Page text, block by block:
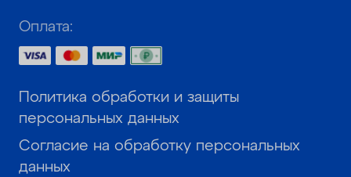
Оплата:
Политика обработки и защиты
персональных данных
Согласие на обработку персональных
данных